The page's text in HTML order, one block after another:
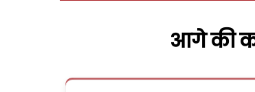
आगे की